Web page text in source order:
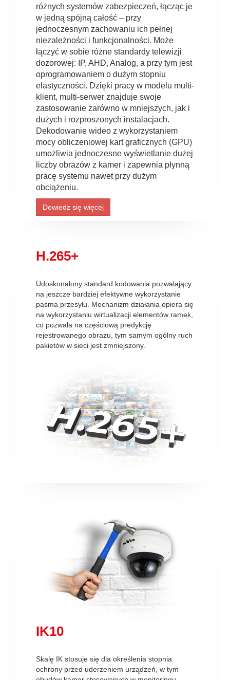
różnych systemów zabezpieczeń, łącząc je
w jedną spójną całość – przy
jednoczesnym zachowaniu ich pełnej
niezależności i funkcjonalności. Może
łączyć w sobie różne standardy telewizji
dozorowej: IP, AHD, Analog, a przy tym jest
oprogramowaniem o dużym stopniu
elastyczności. Dzięki pracy w modelu multi-
klient, multi-serwer znajduje swoje
zastosowanie zarówno w mniejszych, jak i
dużych i rozproszonych instalacjach.
Dekodowanie wideo z wykorzystaniem
mocy obliczeniowej kart graficznych (GPU)
umożliwia jednoczesne wyświetlanie dużej
liczby obrazów z kamer i zapewnia płynną
pracę systemu nawet przy dużym
obciążeniu.
Dowiedz się więcej
H.265+
Udoskonalony standard kodowania pozwalający
na jeszcze bardziej efektywne wykorzystanie
pasma przesyłu. Mechanizm działania opiera się
na wykorzystaniu wirtualizacji elementów ramek,
co pozwala na częściową predykcję
rejestrowanego obrazu, tym samym ogólny ruch
pakietów w sieci jest zmniejszony.
IK10
Skalę IK stosuje się dla określenia stopnia
ochrony przed uderzeniem urządzeń, w tym